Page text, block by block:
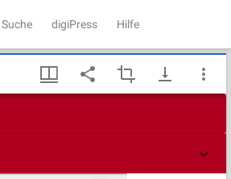
Suche digiPress Hilfe